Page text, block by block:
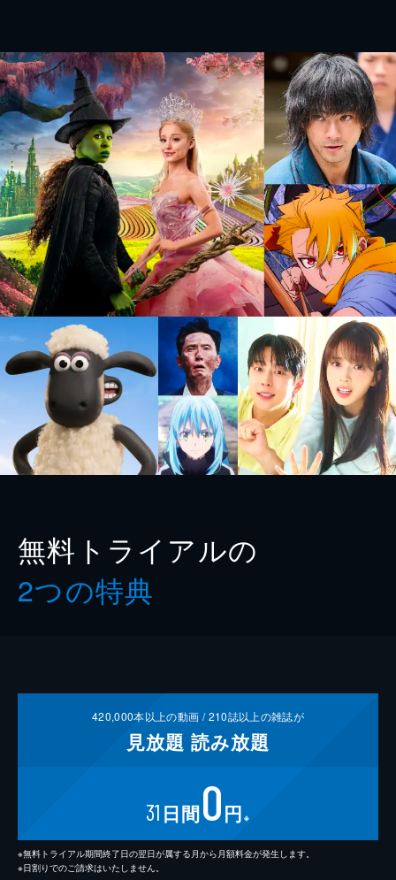
無料トライアルの
2つの特典
420,000本以上の動画 /210誌以上の雑誌が
見放題 読み放題
31 日間0円 ※
※無料トライアル期間終了日の翌日が属する月から月額料金が発生します。
※日割りでのご請求はいたしません。